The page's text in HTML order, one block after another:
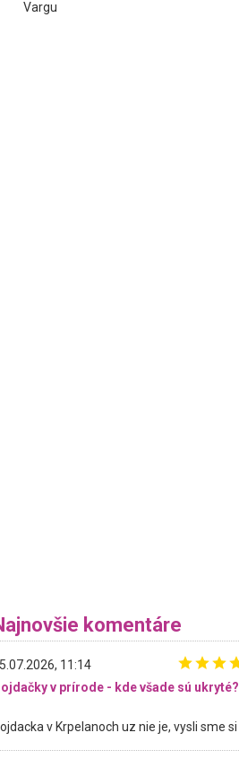
Vargu
komentáre
11:14
v prírode - kde všade sú ukryté?